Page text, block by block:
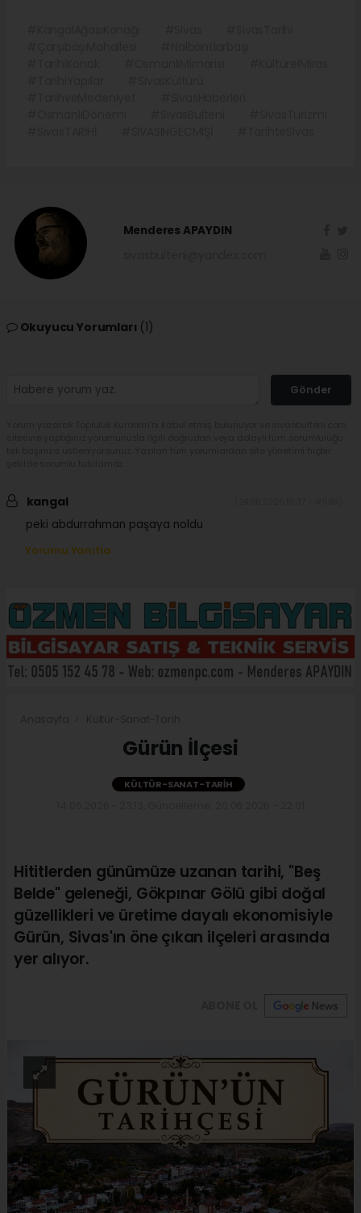
Menderes APAYDIN
Okuyucu Yorumları (1)
Gönder
kangal
peki abdurrahman paşaya noldu
Yorumu Yanıtla
Gürün İlçesi
KÜLTÜR-SANAT-TARIH
Hititlerden günümüze uzanan tarihi, "Beş
Belde" geleneği, Gökpınar Gölü gibi doğal
güzellikleri ve üretime dayalı ekonomisiyle
Gürün, Sivas'ın öne çıkan ilçeleri arasında
yer alıyor.